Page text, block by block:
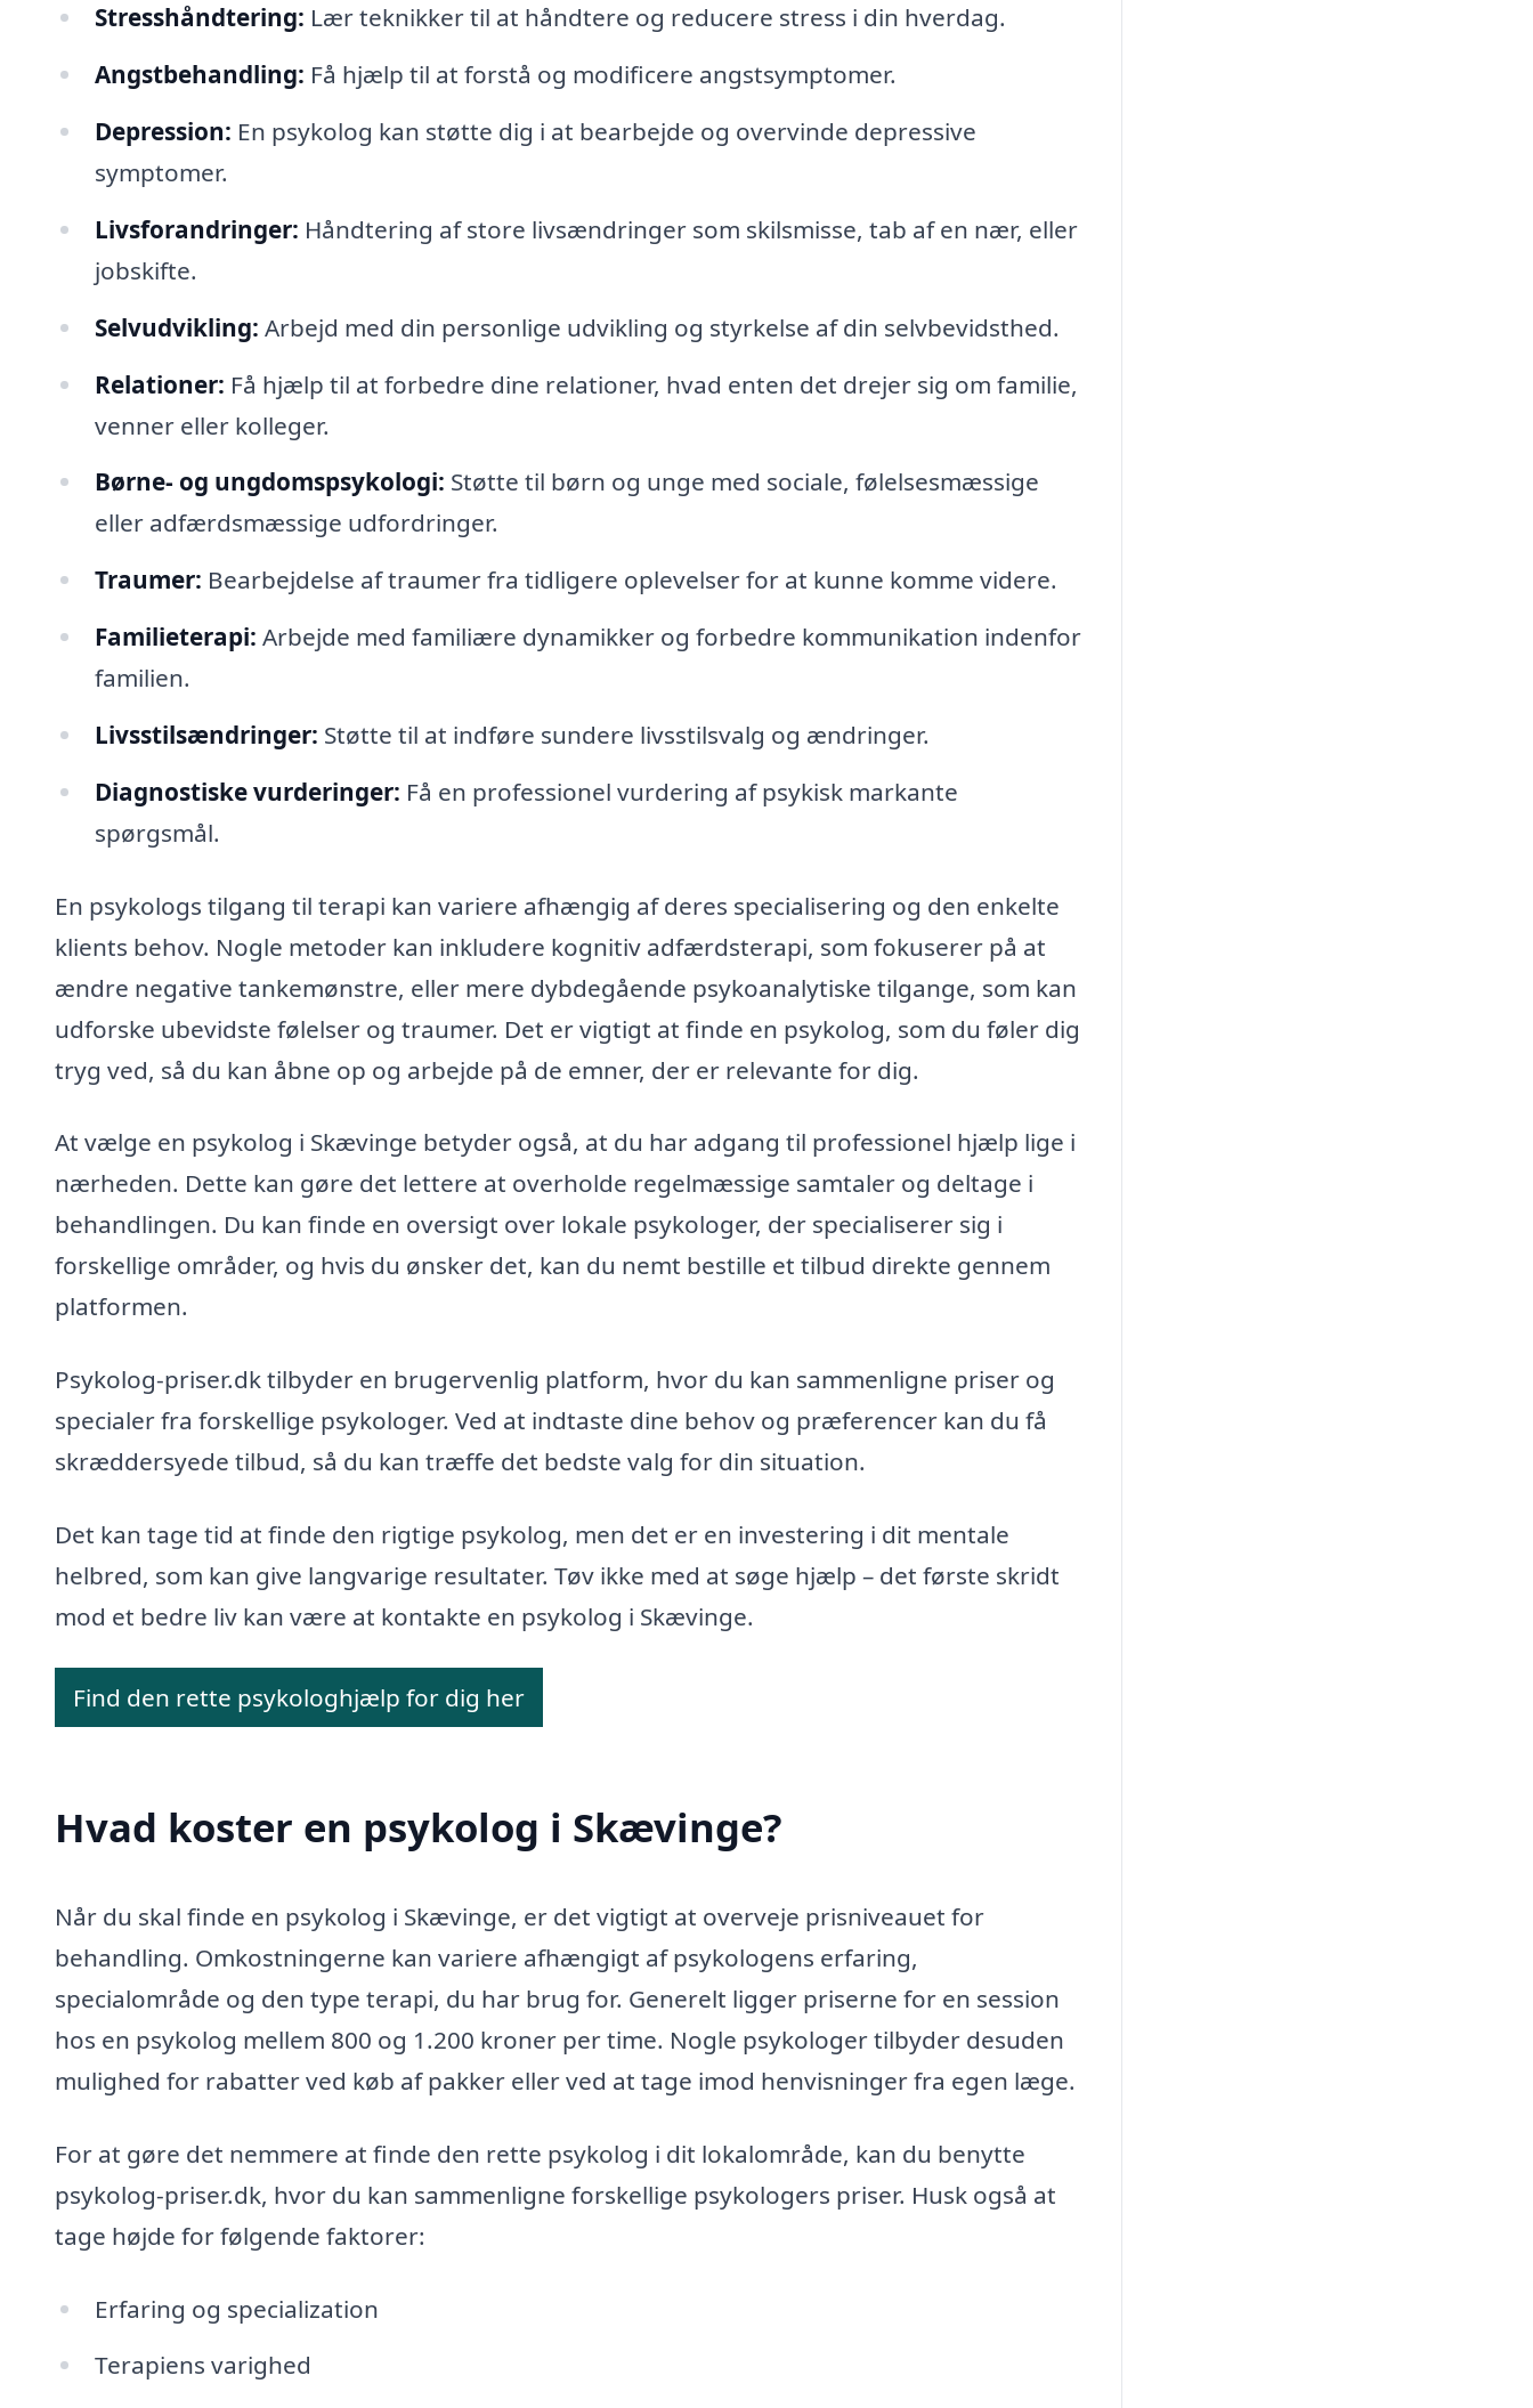
Stresshåndtering: Lær teknikker til at håndtere og reducere stress i din hverdag.
Angstbehandling: Få hjælp til at forstå og modificere angstsymptomer.
Depression: En psykolog kan støtte dig i at bearbejde og overvinde depressive
symptomer.
Livsforandringer: Håndtering af store livsændringer som skilsmisse, tab af en nær, eller
jobskifte.
Selvudvikling: Arbejd med din personlige udvikling og styrkelse af din selvbevidsthed.
Relationer: Få hjælp til at forbedre dine relationer, hvad enten det drejer sig om familie,
venner eller kolleger.
Børne- og ungdomspsykologi: Støtte til børn og unge med sociale, følelsesmæssige
eller adfærdsmæssige udfordringer.
Traumer: Bearbejdelse af traumer fra tidligere oplevelser for at kunne komme videre.
Familieterapi: Arbejde med familiære dynamikker og forbedre kommunikation indenfor
familien.
Livsstilsændringer: Støtte til at indføre sundere livsstilsvalg og ændringer.
Diagnostiske vurderinger: Få en professionel vurdering af psykisk markante
spørgsmål.
En psykologs tilgang til terapi kan variere afhængig af deres specialisering og den enkelte
klients behov. Nogle metoder kan inkludere kognitiv adfærdsterapi, som fokuserer på at
ændre negative tankemønstre, eller mere dybdegående psykoanalytiske tilgange, som kan
udforske ubevidste følelser og traumer. Det er vigtigt at finde en psykolog, som du føler dig
tryg ved, så du kan åbne op og arbejde på de emner, der er relevante for dig.
At vælge en psykolog i Skævinge betyder også, at du har adgang til professionel hjælp lige i
nærheden. Dette kan gøre det lettere at overholde regelmæssige samtaler og deltage i
behandlingen. Du kan finde en oversigt over lokale psykologer, der specialiserer sig i
forskellige områder, og hvis du ønsker det, kan du nemt bestille et tilbud direkte gennem
platformen.
Psykolog-priser.dk tilbyder en brugervenlig platform, hvor du kan sammenligne priser og
specialer fra forskellige psykologer. Ved at indtaste dine behov og præferencer kan du få
skræddersyede tilbud, så du kan træffe det bedste valg for din situation.
Det kan tage tid at finde den rigtige psykolog, men det er en investering i dit mentale
helbred, som kan give langvarige resultater. Tøv ikke med at søge hjælp – det første skridt
mod et bedre liv kan være at kontakte en psykolog i Skævinge.
Find den rette psykologhjælp for dig her
Hvad koster en psykolog i Skævinge?
Når du skal finde en psykolog i Skævinge, er det vigtigt at overveje prisniveauet for
behandling. Omkostningerne kan variere afhængigt af psykologens erfaring,
specialområde og den type terapi, du har brug for. Generelt ligger priserne for en session
hos en psykolog mellem 800 og 1.200 kroner per time. Nogle psykologer tilbyder desuden
mulighed for rabatter ved køb af pakker eller ved at tage imod henvisninger fra egen læge.
For at gøre det nemmere at finde den rette psykolog i dit lokalområde, kan du benytte
psykolog-priser.dk, hvor du kan sammenligne forskellige psykologers priser. Husk også at
tage højde for følgende faktorer:
Erfaring og specialization
Terapiens varighed